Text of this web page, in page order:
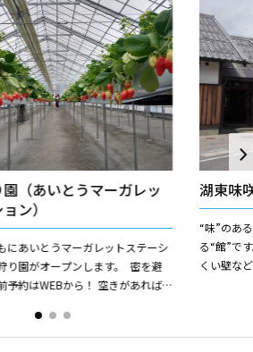
（あいとうマーガレッ
ン）
にあいとうマーガレットステーシ
り園がオープンします。 密を避
予約はWEBから！ 空きがあれば
湖東味
“味”のあ
る“館”で
くい壁な